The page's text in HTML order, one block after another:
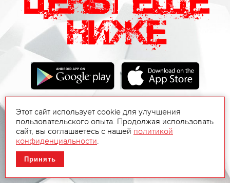
Этот сайт использует cookie для улучшения
пользовательского опыта. Продолжая использовать
сайт, вы соглашаетесь с нашей политикой
конфиденциальности.
Принять